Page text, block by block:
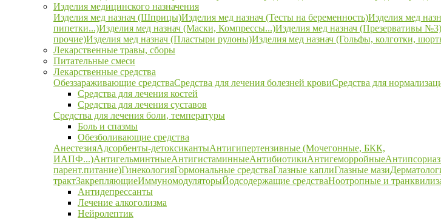
Изделия медицинского назначения
Изделия мед назнач (Шприцы)Изделия мед назнач (Тесты на беременность)Изделия мед
пипетки...)Изделия мед назнач (Маски, Компрессы...)Изделия мед назнач (Презервативы №3)
прочие)Изделия мед назнач (Пластыри рулоны)Изделия мед назнач (Гольфы, колготки,
Лекарственные травы, сборы
Питательные смеси
Лекарственные средства
Обеззараживающие средстваСредства для лечения болезней кровиСредства для
Средства для лечения костей
Средства для лечения суставов
Средства для лечения боли, температуры
Боль и спазмы
Обезболивающие средства
АнестезияАдсорбенты-детоксикантыАнтигипертензивные (Мочегонные, БКК,
ИАПФ...)АнтигельминтныеАнтигистаминныеАнтибиотикиАнтигеморройные
парент.питание)ГинекологияГормональные средстваГлазные каплиГлазные мази
трактЗакрепляющиеИммуномодуляторыЙодсодержащие средстваНоотропные и
Антидепрессанты
Лечение алкоголизма
Нейролептик